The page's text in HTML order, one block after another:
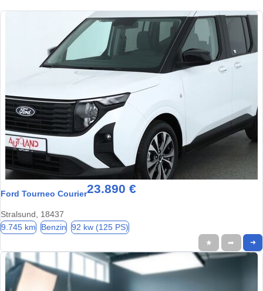
Ford Tourneo Courier23.890 €
Stralsund, 18437
9.745 km Benzin 92 kw (125 PS)
★ ➦ ➜